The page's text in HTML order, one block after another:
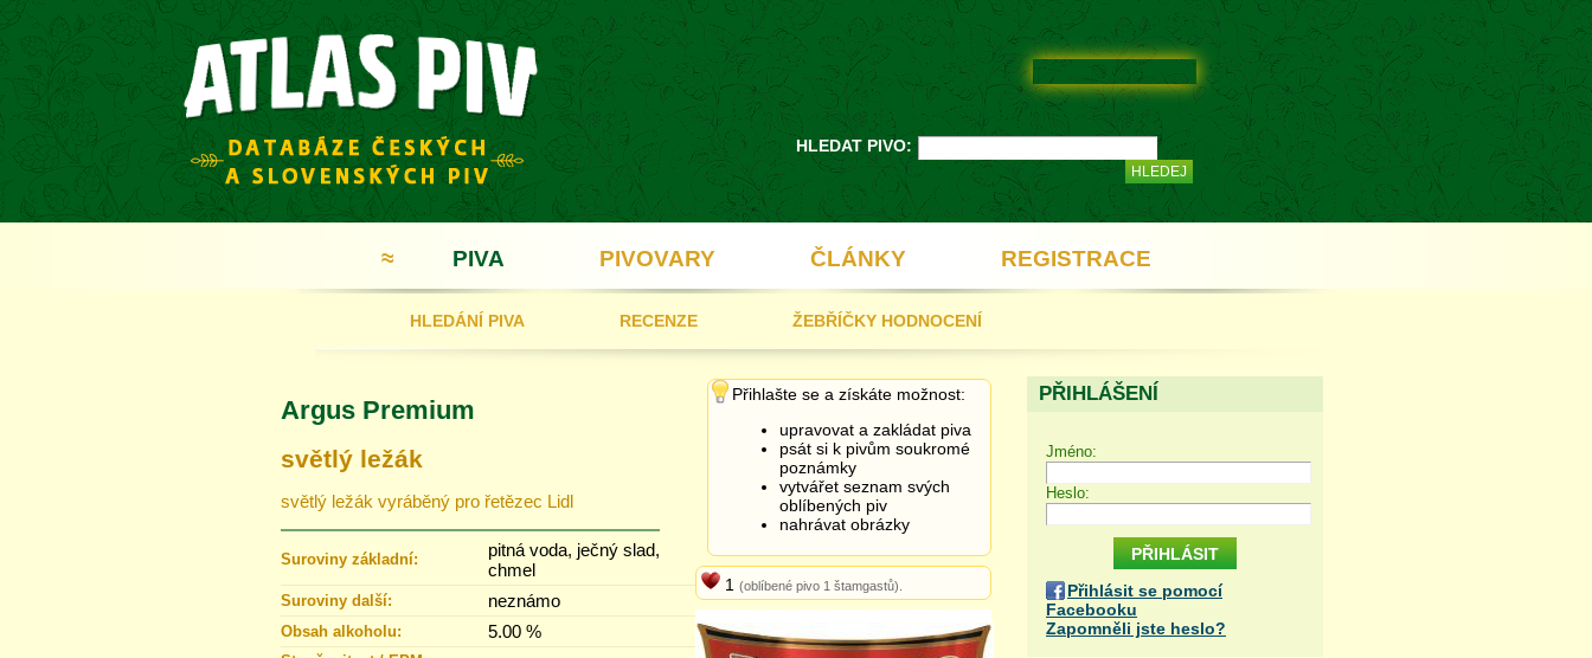
HLEDAT PIVO:
≈ PIVA
HLEDÁNÍ PIVA RECENZE ŽEBŘÍČKY HODNOCENÍ
PIVOVARY ČLÁNKY REGISTRACE
Argus Premium
světlý ležák
světlý ležák vyráběný pro řetězec Lidl
Suroviny základní:
pitná voda, ječný slad,
chmel
Suroviny další: neznámo
Obsah alkoholu: 5.00 %
Přihlašte se a získáte možnost:
upravovat a zakládat piva
psát si k pivům soukromé
poznámky
vytvářet seznam svých
oblíbených piv
nahrávat obrázky
1 (oblíbené pivo 1 štamgastů).
PŘIHLÁŠENÍ
Jméno:
Heslo:
Přihlásit se pomocí
Facebooku
Zapomněli jste heslo?